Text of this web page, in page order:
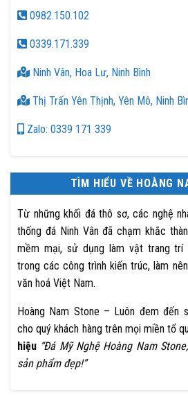
0982.150.102
0339.171.339
Ninh Vân, Hoa Lư, Ninh Bình
Thị Trấn Yên Thịnh, Yên Mô, Ninh
Zalo: 0339 171 339
TÌM HIỂU VỀ HOÀNG
Từ những khối đá thô sơ, các nghệ
thống đá Ninh Vân đã chạm khắc
mềm mại, sử dụng làm vật trang trí
trong các công trình kiến trúc, làm
văn hoá Việt Nam.
Hoàng Nam Stone – Luôn đem đến
cho quý khách hàng trên mọi miền tổ
hiệu “Đá Mỹ Nghệ Hoàng Nam
sản phẩm đẹp!”